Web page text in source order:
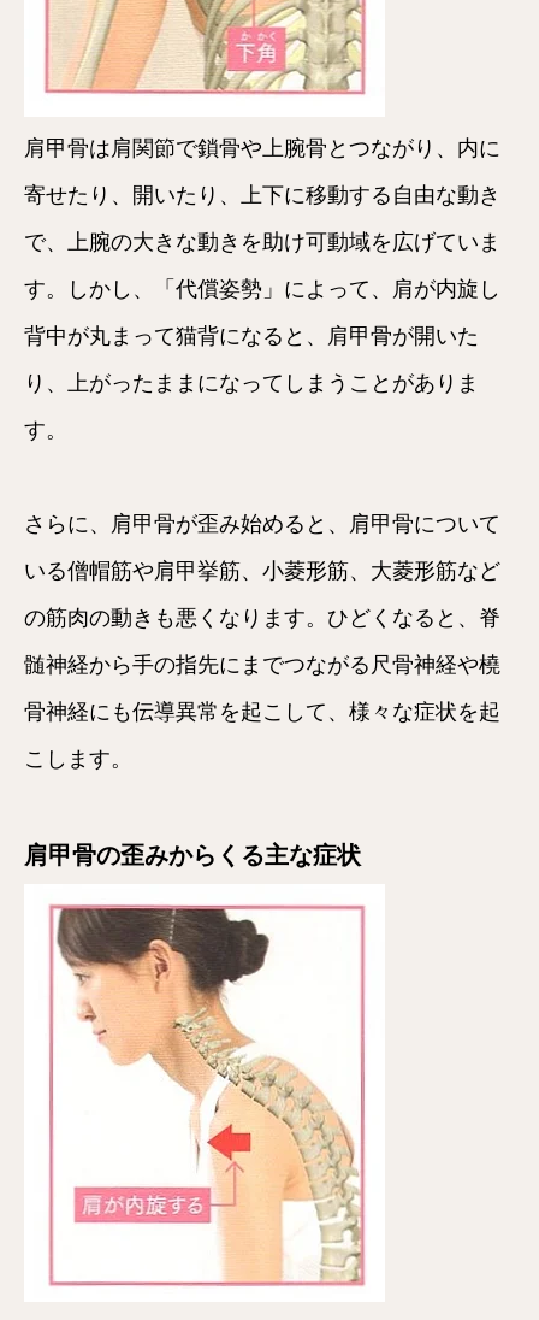
肩甲骨は肩関節で鎖骨や上腕骨とつながり、内に
寄せたり、開いたり、上下に移動する自由な動き
で、上腕の大きな動きを助け可動域を広げていま
す。しかし、「代償姿勢」によって、肩が内旋し
背中が丸まって猫背になると、肩甲骨が開いた
り、上がったままになってしまうことがありま
す。
さらに、肩甲骨が歪み始めると、肩甲骨について
いる僧帽筋や肩甲挙筋、小菱形筋、大菱形筋など
の筋肉の動きも悪くなります。ひどくなると、脊
髄神経から手の指先にまでつながる尺骨神経や橈
骨神経にも伝導異常を起こして、様々な症状を起
こします。
肩甲骨の歪みからくる主な症状